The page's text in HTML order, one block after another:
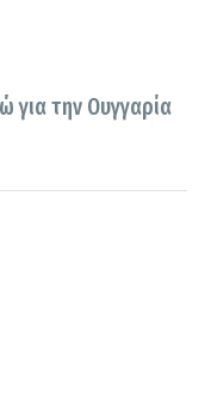
για την Ουγγαρία